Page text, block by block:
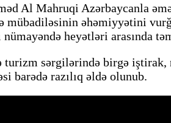
Al Mahruqi Azərbaycanla
mübadiləsinin əhəmiyyətini
heyətləri arasında
turizm sərgilərində birgə
barədə razılıq əldə olunub.